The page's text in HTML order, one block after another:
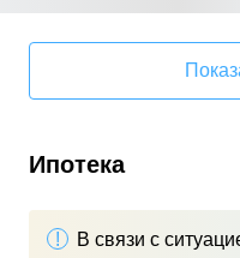
Ипотека
В связи с